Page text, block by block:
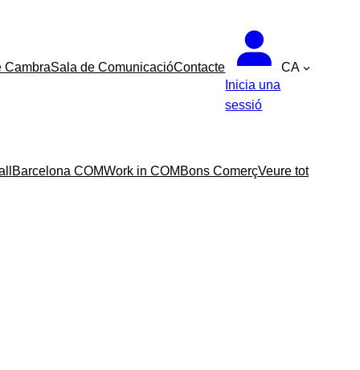
CambraSala de ComunicacióContacte
Inicia una
sessió
CA
Barcelona COMWork in COM Bons ComerçVeure tot